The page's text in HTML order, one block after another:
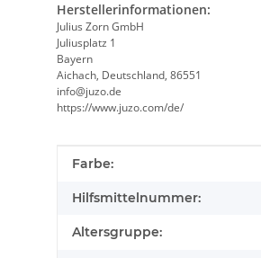
Herstellerinformationen:
Julius Zorn GmbH
Juliusplatz 1
Bayern
Aichach, Deutschland, 86551
info@juzo.de
https://www.juzo.com/de/
Produkteigenschaft
Wert
Farbe:
Hilfsmittelnummer:
Altersgruppe: